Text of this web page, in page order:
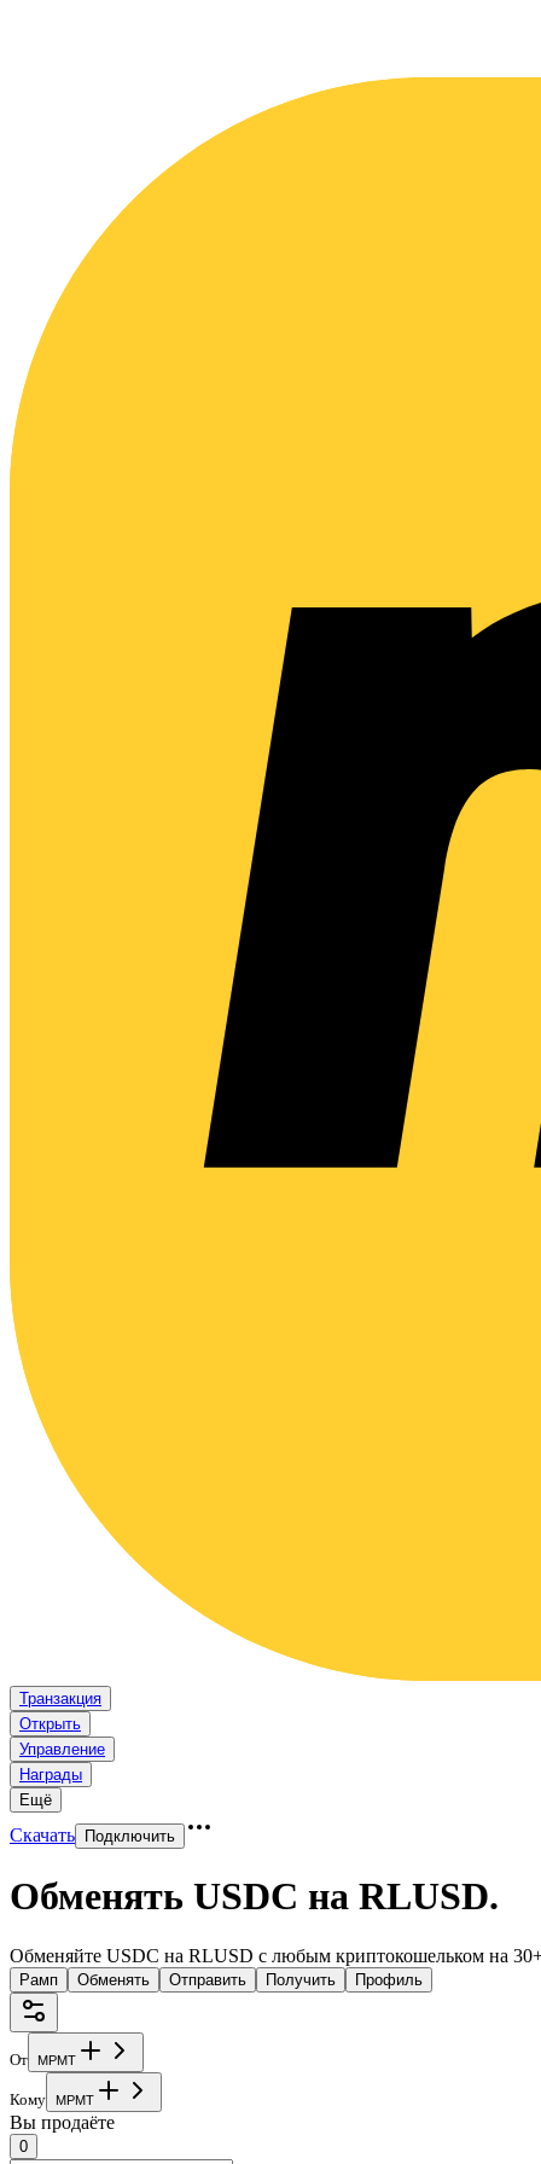
Транзакция
Открыть
Управление
Награды
Ещё
Скачать Подключить
Обменять USDC на RLUSD.
Обменяйте USDC на RLUSD с любым криптокошельком на
Рамп Обменять Отправить Получить Профиль
От MPMT
Кому MPMT
Вы продаёте
0